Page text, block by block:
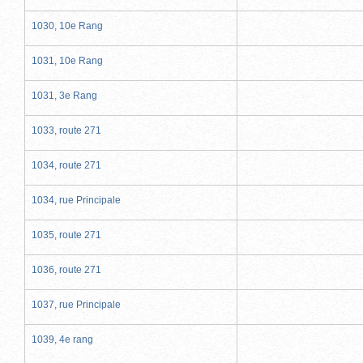
1030, 10e Rang
1031, 10e Rang
1031, 3e Rang
1033, route 271
1034, route 271
1034, rue Principale
1035, route 271
1036, route 271
1037, rue Principale
1039, 4e rang